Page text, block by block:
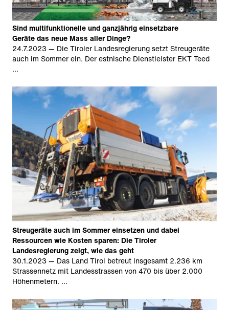
Sind multifunktionelle und ganzjährig einsetzbare
Geräte das neue Mass aller Dinge?
24.7.2023— Die Tiroler Landesregierung setzt Streugeräte
auch im Sommer ein. Der estnische Dienstleister EKT Teed
…
Streugeräte auch im Sommer einsetzen und dabei
Ressourcen wie Kosten sparen: Die Tiroler
Landesregierung zeigt, wie das geht
30.1.2023— Das Land Tirol betreut insgesamt 2.236 km
Strassennetz mit Landesstrassen von 470 bis über 2.000
Höhenmetern. …